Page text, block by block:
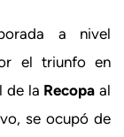
a nivel
el triunfo en
de la Recopa al
se ocupó de